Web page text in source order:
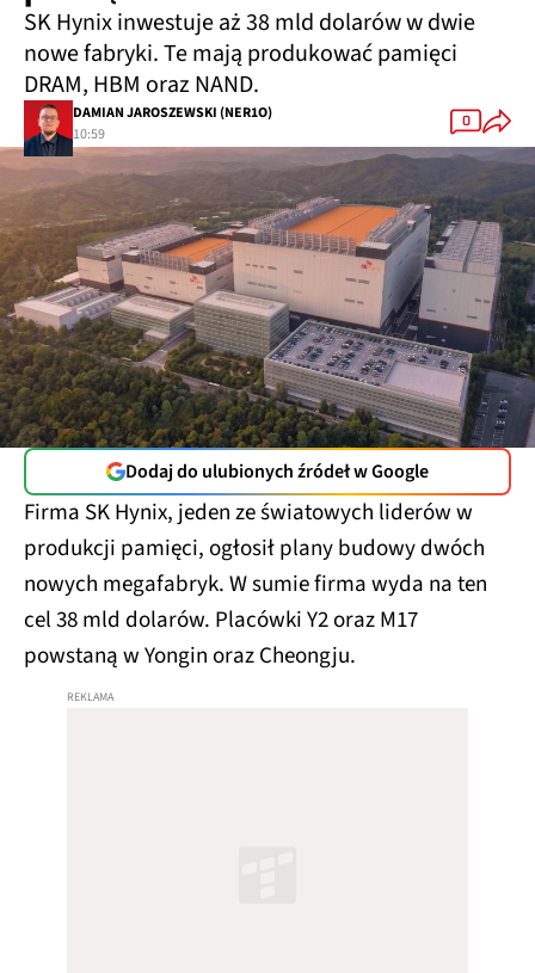
SK Hynix inwestuje aż 38 mld dolarów w dwie
nowe fabryki. Te mają produkować pamięci
DRAM, HBM oraz NAND.
DAMIAN JAROSZEWSKI (NER1O)
10:59
0
Dodaj do ulubionych źródeł w Google
Firma SK Hynix, jeden ze światowych liderów w
produkcji pamięci, ogłosił plany budowy dwóch
nowych megafabryk. W sumie firma wyda na ten
cel 38 mld dolarów. Placówki Y2 oraz M17
powstaną w Yongin oraz Cheongju.